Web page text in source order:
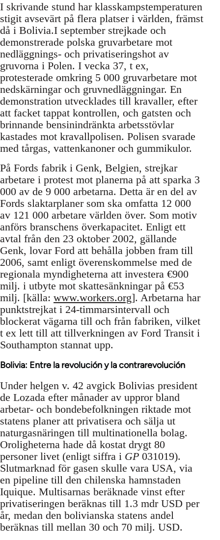
I skrivande stund har klasskampstemperaturen
stigit avsevärt på flera platser i världen, främst
då i Bolivia.I september strejkade och
demonstrerade polska gruvarbetare mot
nedläggnings- och privatiseringshot av
gruvorna i Polen. I vecka 37, t ex,
protesterade omkring 5 000 gruvarbetare mot
nedskärningar och gruvnedläggningar. En
demonstration utvecklades till kravaller, efter
att facket tappat kontrollen, och gatsten och
brinnande bensinindränkta arbetsstövlar
kastades mot kravallpolisen. Polisen svarade
med tårgas, vattenkanoner och gummikulor.
På Fords fabrik i Genk, Belgien, strejkar
arbetare i protest mot planerna på att sparka 3
000 av de 9 000 arbetarna. Detta är en del av
Fords slaktarplaner som ska omfatta 12 000
av 121 000 arbetare världen över. Som motiv
anförs branschens överkapacitet. Enligt ett
avtal från den 23 oktober 2002, gällande
Genk, lovar Ford att behålla jobben fram till
2006, samt enligt överenskommelse med de
regionala myndigheterna att investera €900
milj. i utbyte mot skattesänkningar på €53
milj. [källa: www.workers.org]. Arbetarna har
punktstrejkat i 24-timmarsintervall och
blockerat vägarna till och från fabriken, vilket
t ex lett till att tillverkningen av Ford Transit i
Southampton stannat upp.
Bolivia: Entre la revolución y la contrarevolución
Under helgen v. 42 avgick Bolivias president
de Lozada efter månader av uppror bland
arbetar- och bondebefolkningen riktade mot
statens planer att privatisera och sälja ut
naturgasnäringen till multinationella bolag.
Oroligheterna hade då kostat drygt 80
personer livet (enligt siffra i GP 031019).
Slutmarknad för gasen skulle vara USA, via
en pipeline till den chilenska hamnstaden
Iquique. Multisarnas beräknade vinst efter
privatiseringen beräknas till 1.3 mdr USD per
år, medan den bolivianska statens andel
beräknas till mellan 30 och 70 milj. USD.